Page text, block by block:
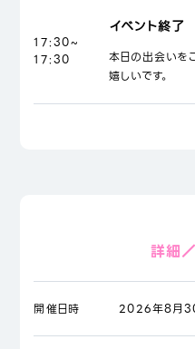
17:30~
17:30
イベント終了
本日の出会いを
嬉しいです。
詳細
開催日時 2026年8月